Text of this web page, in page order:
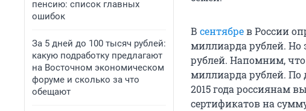
пенсию: список главных
ошибок
За 5 дней до 100 тысяч рублей:
какую подработку предлагают
на Восточном экономическом
форуме и сколько за что
обещают
В сентябрев России
миллиарда рублей. Но
рублей. Напомним,
миллиарда рублей.
2015 года россиянам
сертификатов на